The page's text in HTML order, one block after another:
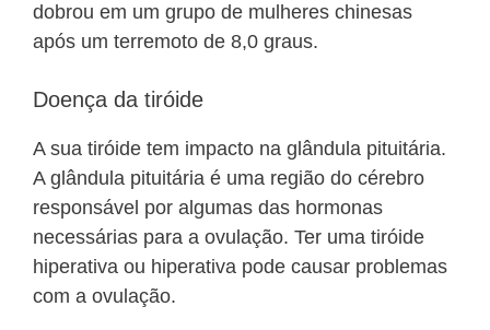
dobrou em um grupo de mulheres chinesas
após um terremoto de 8,0 graus.
Doença da tiróide
A sua tiróide tem impacto na glândula pituitária.
A glândula pituitária é uma região do cérebro
responsável por algumas das hormonas
necessárias para a ovulação. Ter uma tiróide
hiperativa ou hiperativa pode causar problemas
com a ovulação.